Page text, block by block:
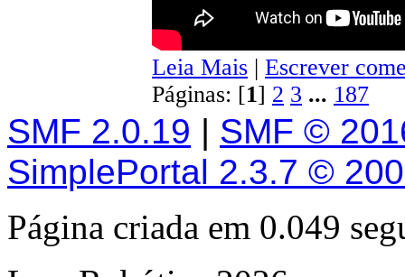
Leia Mais | Escrever
Páginas: [1] 2 3 ... 187
SMF 2.0.19 | SMF ©
SimplePortal 2.3.7 ©
Página criada em 0.049